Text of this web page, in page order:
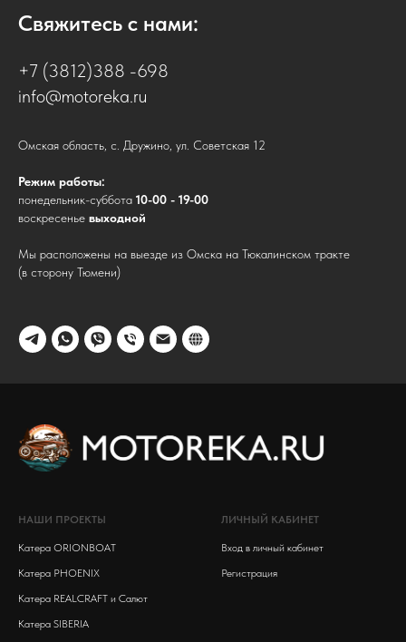
Свяжитесь с нами:
+7 (3812)388 -698
info@motoreka.ru
Омская область, с. Дружино, ул. Советская 12
Режим работы:
понедельник-суббота 10-00 - 19-00
воскресенье выходной
Мы расположены на выезде из Омска на Тюкалинском тракте
(в сторону Тюмени)
НАШИ ПРОЕКТЫ
Катера ORIONBOAT
Катера PHOENIX
Катера REALCRAFT и Салют
Катера SIBERIA
ЛИЧНЫЙ КАБИНЕТ
Вход в личный кабинет
Регистрация